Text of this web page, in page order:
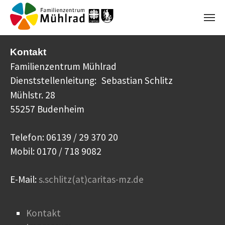
Kontakt
Familienzentrum Mühlrad
Dienststellenleitung: Sebastian Schlitz
Mühlstr. 28
55257 Budenheim
Telefon: 06139 / 29 370 20
Mobil: 0170 / 718 9082
E-Mail:s.schlitz(at)caritas-mz.de
Kontakt